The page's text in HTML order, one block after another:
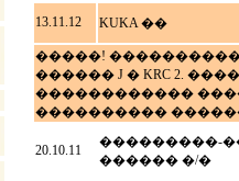
13.11.12
KUKA ��
�����!
������ J � KRC 2.
������������
����������
20.10.11
���������-
������ �/�